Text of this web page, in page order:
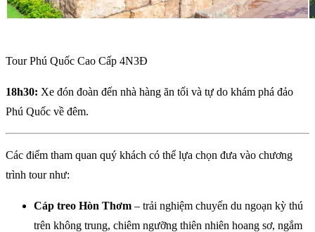
Tour Phú Quốc Cao Cấp 4N3Đ
18h30: Xe đón đoàn đến nhà hàng ăn tối và tự do khám phá đảo
Phú Quốc về đêm.
Các điểm tham quan quý khách có thể lựa chọn đưa vào chương
trình tour như:
Cáp treo Hòn Thơm – trải nghiệm chuyến du ngoạn kỳ thú
trên không trung, chiêm ngưỡng thiên nhiên hoang sơ, ngắm